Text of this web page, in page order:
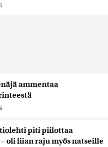
ammentaa
piti piilottaa
oli liian raju myös natseille